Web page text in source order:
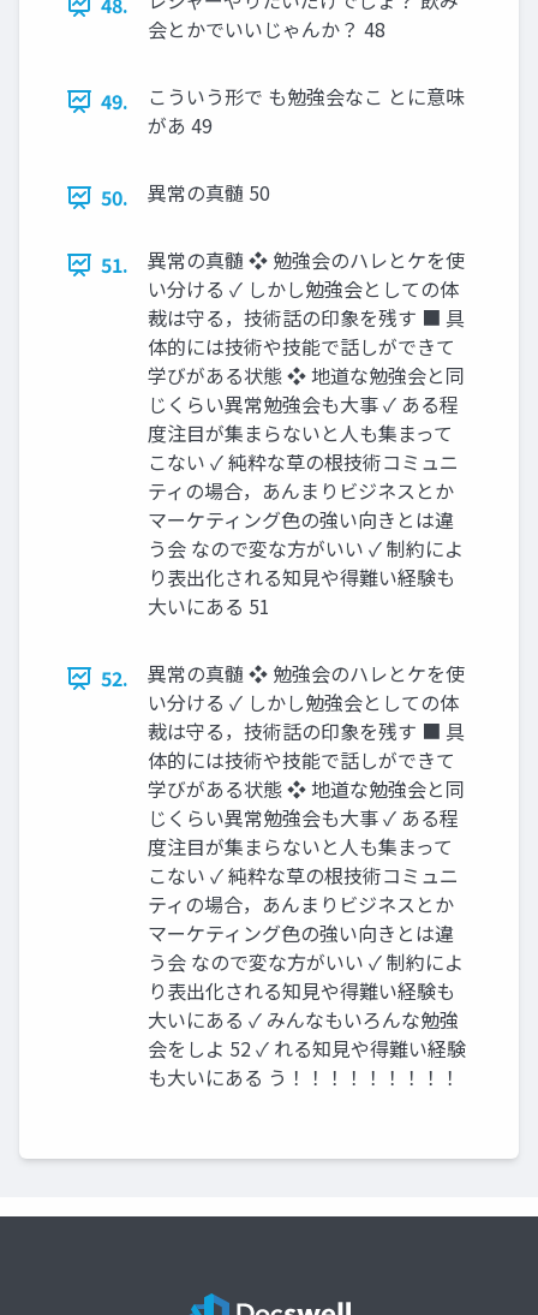
会とかでいいじゃんか？ 48
49.
こういう形で も勉強会なこ とに意味
があ 49
50. 異常の真髄 50
51.
異常の真髄 ❖ 勉強会のハレとケを使
い分ける ✓ しかし勉強会としての体
裁は守る，技術話の印象を残す ■ 具
体的には技術や技能で話しができて
学びがある状態 ❖ 地道な勉強会と同
じくらい異常勉強会も大事 ✓ ある程
度注目が集まらないと人も集まって
こない ✓ 純粋な草の根技術コミュニ
ティの場合，あんまりビジネスとか
マーケティング色の強い向きとは違
う会 なので変な方がいい ✓ 制約によ
り表出化される知見や得難い経験も
大いにある 51
52.
異常の真髄 ❖ 勉強会のハレとケを使
い分ける ✓ しかし勉強会としての体
裁は守る，技術話の印象を残す ■ 具
体的には技術や技能で話しができて
学びがある状態 ❖ 地道な勉強会と同
じくらい異常勉強会も大事 ✓ ある程
度注目が集まらないと人も集まって
こない ✓ 純粋な草の根技術コミュニ
ティの場合，あんまりビジネスとか
マーケティング色の強い向きとは違
う会 なので変な方がいい ✓ 制約によ
り表出化される知見や得難い経験も
大いにある ✓ みんなもいろんな勉強
会をしよ 52 ✓ れる知見や得難い経験
も大いにある う！！！！！！！！！